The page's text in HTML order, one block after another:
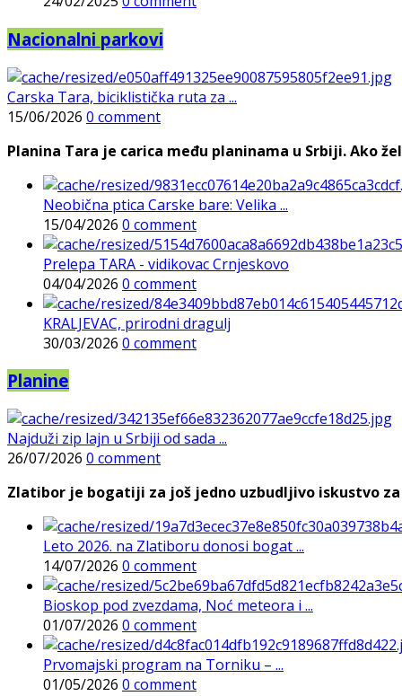
Nacionalni parkovi
Carska Tara, biciklistička ruta za ...
15/06/2026 0 comment
Planina Tara je carica među planinama u Srbiji. Ako
Neobična ptica Carske bare: Velika ...
15/04/2026 0 comment
Prelepa TARA - vidikovac Crnjeskovo
04/04/2026 0 comment
KRALJEVAC, prirodni dragulj
30/03/2026 0 comment
Planine
Najduži zip lajn u Srbiji od sada ...
26/07/2026 0 comment
Zlatibor je bogatiji za još jedno uzbudljivo iskustvo
Leto 2026. na Zlatiboru donosi bogat ...
14/07/2026 0 comment
Bioskop pod zvezdama, Noć meteora i ...
01/07/2026 0 comment
Prvomajski program na Torniku – ...
01/05/2026 0 comment